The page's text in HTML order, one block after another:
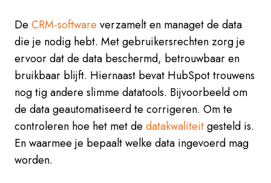
De CRM-software verzamelt en managet de data
die je nodig hebt. Met gebruikersrechten zorg je
ervoor dat de data beschermd, betrouwbaar en
bruikbaar blijft. Hiernaast bevat HubSpot trouwens
nog tig andere slimme datatools. Bijvoorbeeld om
de data geautomatiseerd te corrigeren. Om te
controleren hoe het met de datakwaliteitgesteld is.
En waarmee je bepaalt welke data ingevoerd mag
worden.